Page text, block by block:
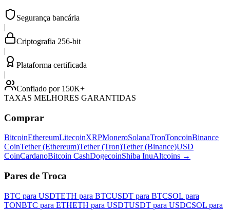
Segurança bancária
|
Criptografia 256-bit
|
Plataforma certificada
|
Confiado por 150K+
TAXAS MELHORES GARANTIDAS
Comprar
BitcoinEthereumLitecoinXRPMoneroSolanaTronToncoinBinance
CoinTether (Ethereum)Tether (Tron)Tether (Binance)USD
CoinCardanoBitcoin CashDogecoinShiba InuAltcoins →
Pares de Troca
BTC para USDTETH para BTCUSDT para BTCSOL para
TONBTC para ETHETH para USDTUSDT para USDCSOL para